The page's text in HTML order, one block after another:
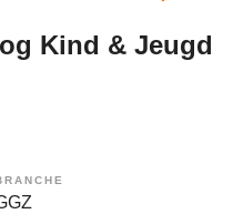
Kind & Jeugd